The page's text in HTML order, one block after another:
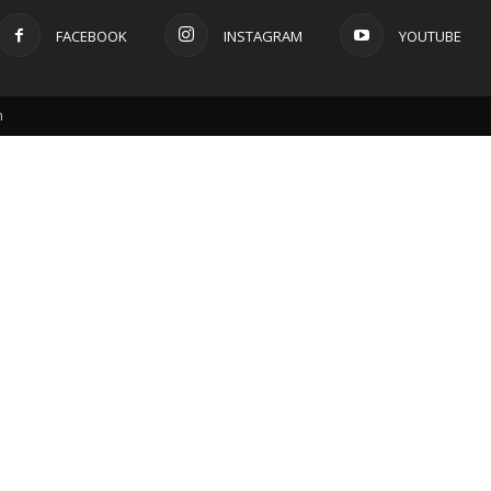
FACEBOOK INSTAGRAM YOUTUBE